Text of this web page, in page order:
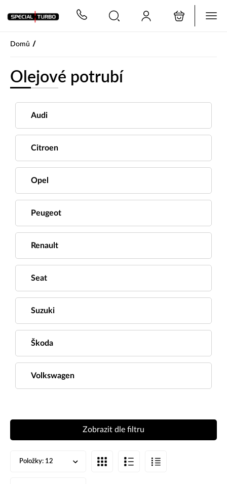
Domů /
Olejové potrubí
Audi
Citroen
Opel
Peugeot
Renault
Seat
Suzuki
Škoda
Volkswagen
Zobrazit dle filtru
Položky: 12